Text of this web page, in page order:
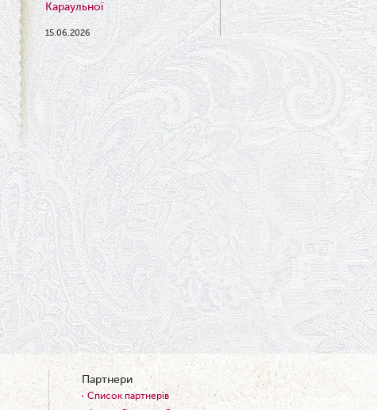
Караульної
15.06.2026
Результати конкурсу
09.06.2026
Вітаємо Ірину Візіренко з
народженням дівчинки!
01.06.2026
Дякуємо за свято!
01.06.2026
Графік роботи каси 1 червня
31.05.2026
Ювілей Олени Редько
30.05.2026
Ювілей Станіслава Зайцева
28.05.2026
Вітаємо Олександра Кабакова
з прем'єрою!
19.05.2026
Ювілей Володимира
Кондратьєва
Партнери
Список партнерів